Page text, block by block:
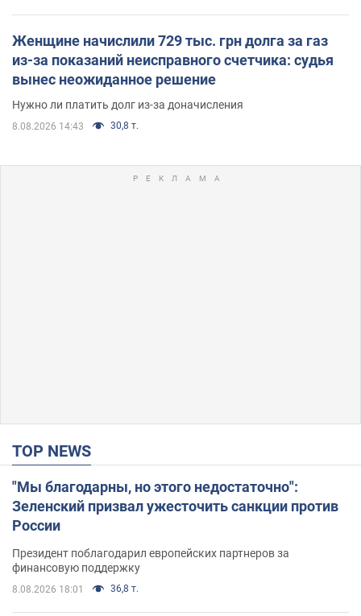
Женщине начислили 729 тыс. грн долга за газ
из-за показаний неисправного счетчика: судья
вынес неожиданное решение
Нужно ли платить долг из-за доначисления
8.08.2026 14:43 30,8 т.
TOP NEWS
"Мы благодарны, но этого недостаточно":
Зеленский призвал ужесточить санкции против
России
Президент поблагодарил европейских партнеров за
финансовую поддержку
8.08.2026 18:01 36,8 т.